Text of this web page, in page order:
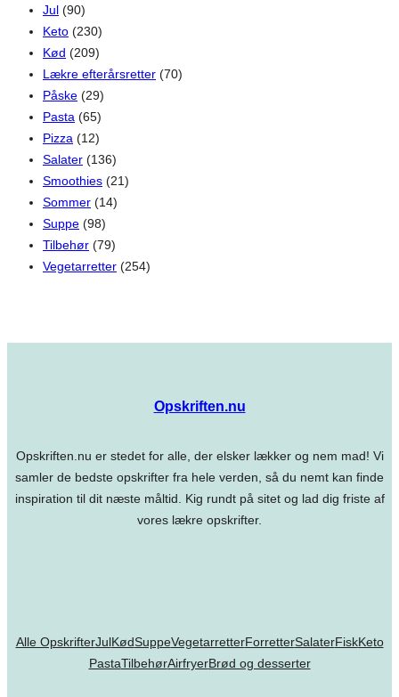
Jul (90)
Keto (230)
Kød (209)
Lækre efterårsretter (70)
Påske (29)
Pasta (65)
Pizza (12)
Salater (136)
Smoothies (21)
Sommer (14)
Suppe (98)
Tilbehør (79)
Vegetarretter (254)
Opskriften.nu
Opskriften.nu er stedet for alle, der elsker lækker og nem mad! Vi
samler de bedste opskrifter fra hele verden, så du nemt kan finde
inspiration til dit næste måltid. Kig rundt på sitet og lad dig friste af
vores lækre opskrifter.
Alle OpskrifterJulKødSuppeVegetarretterForretterSalaterFiskKeto
PastaTilbehørAirfryerBrød og desserter